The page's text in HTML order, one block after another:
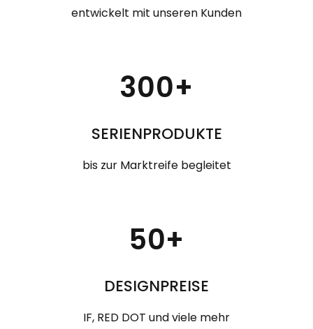
entwickelt mit unseren Kunden
300+
SERIENPRODUKTE
bis zur Marktreife begleitet
50+
DESIGNPREISE
IF, RED DOT und viele mehr